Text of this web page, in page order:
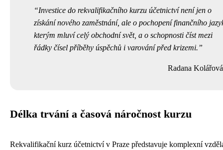
Investice do rekvalifikačního kurzu účetnictví není jen o
získání nového zaměstnání, ale o pochopení finančního
kterým mluví celý obchodní svět, a o schopnosti číst mezi
řádky čísel příběhy úspěchů i varování před krizemi.
Radana Kolářová
Délka trvání a časová náročnost kurzu
Rekvalifikační kurz účetnictví v Praze představuje komplexní